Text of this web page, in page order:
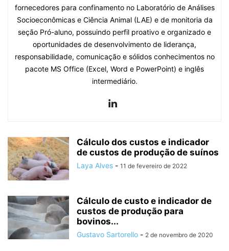
fornecedores para confinamento no Laboratório de Análises
Socioeconômicas e Ciência Animal (LAE) e de monitoria da
seção Pró-aluno, possuindo perfil proativo e organizado e
oportunidades de desenvolvimento de liderança,
responsabilidade, comunicação e sólidos conhecimentos no
pacote MS Office (Excel, Word e PowerPoint) e inglês
intermediário.
Cálculo dos custos e indicador
de custos de produção de suínos
Laya Alves - 11 de fevereiro de 2022
Cálculo de custo e indicador de
custos de produção para
bovinos...
Gustavo Sartorello - 2 de novembro de 2020